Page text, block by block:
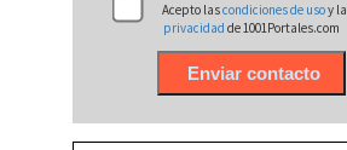
Acepto lascondiciones de usoy la
privacidadde 1001Portales.com